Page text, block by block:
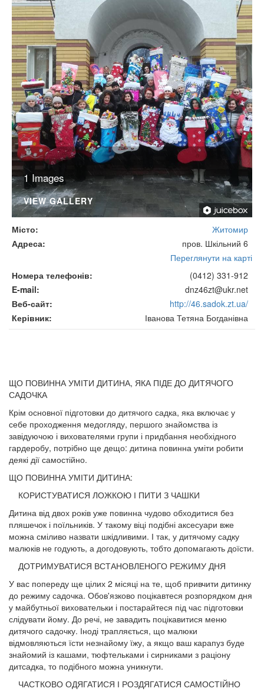
1 Images
VIEW GALLERY
Місто
Житомир
Адреса
пров. Шкільний 6
Переглянути на карті
Номера телефонів
(0412) 331-912
E-mail
dnz46zt@ukr.net
Веб-сайт
http://46.sadok.zt.ua/
Керівник
Іванова Тетяна Богданівна
ЩО ПОВИННА УМІТИ ДИТИНА, ЯКА ПІДЕ ДО ДИТЯЧОГО
САДОЧКА
Крім основної підготовки до дитячого сад­ка, яка включає у
себе проходження мед­огляду, першого знайомства із
завідуючою і вихователями групи і придбання необхідного
гардеробу, потрібно ще дещо: дитина повинна уміти робити
деякі дії самостійно.
ЩО ПОВИННА УМІТИ ДИТИНА:
КОРИСТУВАТИСЯ ЛОЖКОЮ І ПИТИ З ЧАШКИ
Дитина від двох років уже повинна чудово об­ходитися без
пляшечок і поїльників. У такому ві­ці подібні аксесуари вже
можна сміливо назвати шкідливими. І так, у дитячому садку
малюків не годують, а догодовують, тобто допомагають доїсти.
ДОТРИМУВАТИСЯ ВСТАНОВЛЕНОГО РЕЖИМУ ДНЯ
У вас попереду ще цілих 2 місяці на те, щоб при­вчити дитинку
до режиму садочка. Обов'язково поцікавтеся розпорядком дня
у майбутньої вихова­тельки і постарайтеся під час підготовки
слідува­ти йому. До речі, не завадить поцікавитися меню
дитячого садочку. Іноді трапляється, що малюки
відмовляються їсти незнайому їжу, а якщо ваш карапуз буде
знайомий із кашами, тюфтельками і сирниками з раціону
дитсадка, то подібного можна уникнути.
ЧАСТКОВО ОДЯГАТИСЯ І РОЗДЯГАТИСЯ САМОСТІЙНО